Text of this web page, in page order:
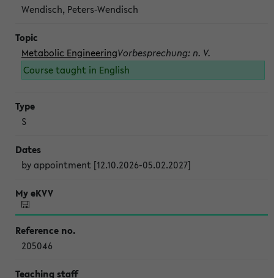
Wendisch, Peters-Wendisch
Metabolic EngineeringVorbesprechung: n. V.
Course taught in English
S
by appointment [12.10.2026-05.02.2027]
205046